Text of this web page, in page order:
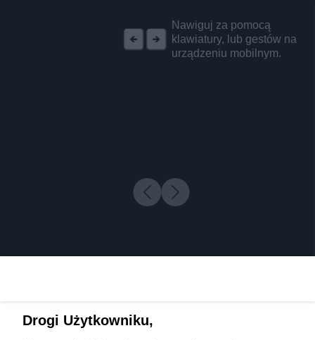
Nawiguj za pomocą
klawiatury, lub gestów na
urządzeniu mobilnym.
Drogi Użytkowniku,